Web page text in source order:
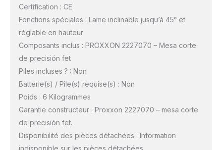
Certification : CE
Fonctions spéciales : Lame inclinable jusqu’à 45° et
réglable en hauteur
Composants inclus : PROXXON 2227070 – Mesa corte
de precisión fet
Piles incluses ? : Non
Batterie(s) / Pile(s) requise(s) : Non
Poids : 6 Kilogrammes
Garantie constructeur : Proxxon 2227070 – mesa corte
de precisión fet.
Disponibilité des pièces détachées : Information
indisponible sur les pièces détachées